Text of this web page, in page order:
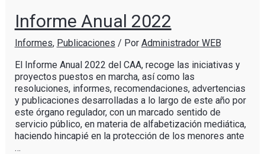
Informe Anual 2022
Informes, Publicaciones / Por Administrador WEB
El Informe Anual 2022 del CAA, recoge las iniciativas y
proyectos puestos en marcha, así como las
resoluciones, informes, recomendaciones, advertencias
y publicaciones desarrolladas a lo largo de este año por
este órgano regulador, con un marcado sentido de
servicio público, en materia de alfabetización mediática,
haciendo hincapié en la protección de los menores ante
…